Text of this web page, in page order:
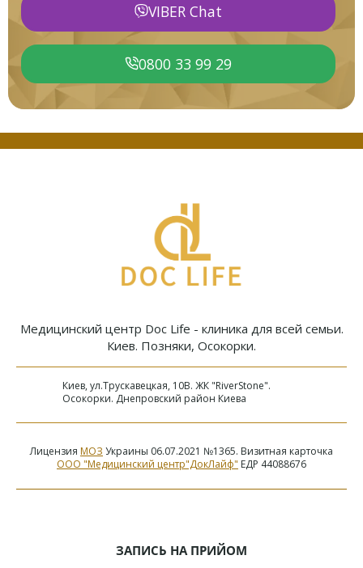
VIBER Chat
0800 33 99 29
Медицинский центр Doc Life - клиника для всей семьи.
Киев. Позняки, Осокорки.
Киев, ул.Трускавецкая, 10В. ЖК "RiverStone".
Осокорки. Днепровский район Киева
Лицензия МОЗ Украины 06.07.2021 №1365. Визитная карточка
ООО "Медицинский центр"ДокЛайф" ЕДР 44088676
ЗАПИСЬ НА ПРИЙОМ